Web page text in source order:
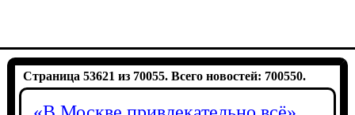
Страница 53621 из 70055. Всего новостей: 700550.